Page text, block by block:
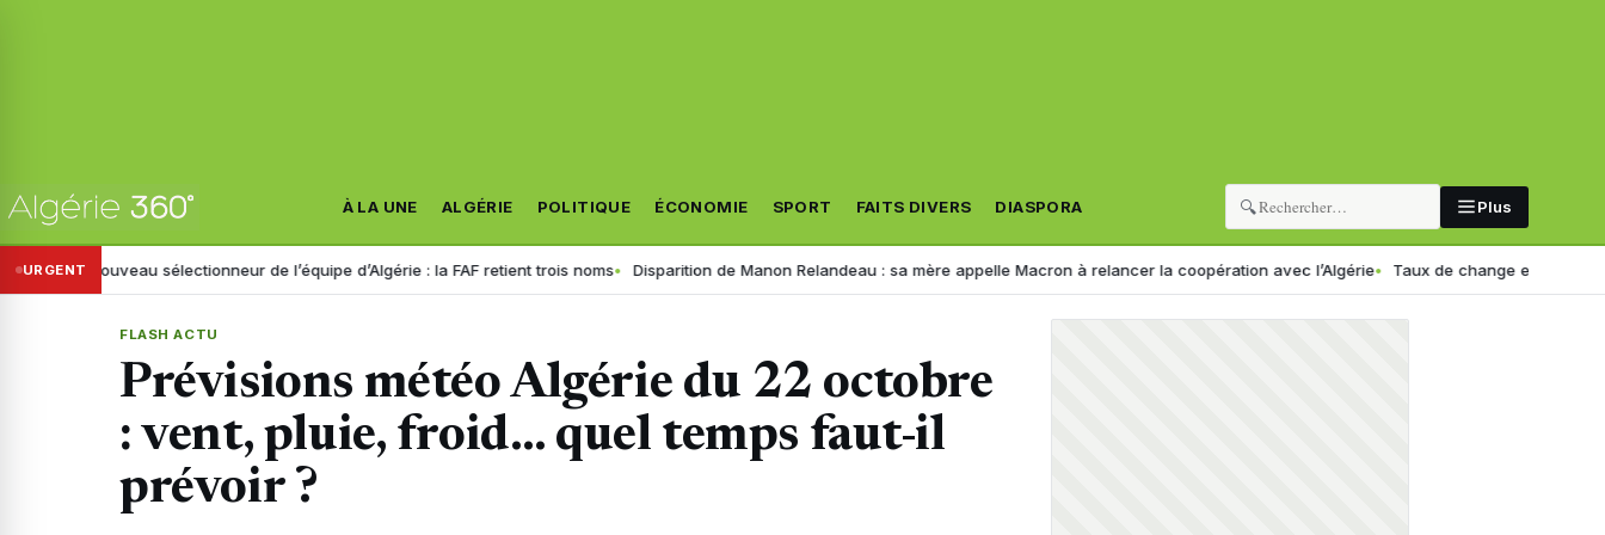
À LA UNE ALGÉRIE POLITIQUE ÉCONOMIE SPORT FAITS DIVERS DIASPORA 🔍 Plus
URGENT
Nouveau sélectionneur de l’équipe d’Algérie : la FAF retient trois noms Disparition de Manon Relandeau : sa mère appelle Macron à relancer la coopération avec l’Algérie Taux de change en Algérie : voici le
FLASH ACTU
Prévisions météo Algérie du 22 octobre
: vent, pluie, froid… quel temps faut-il
prévoir ?